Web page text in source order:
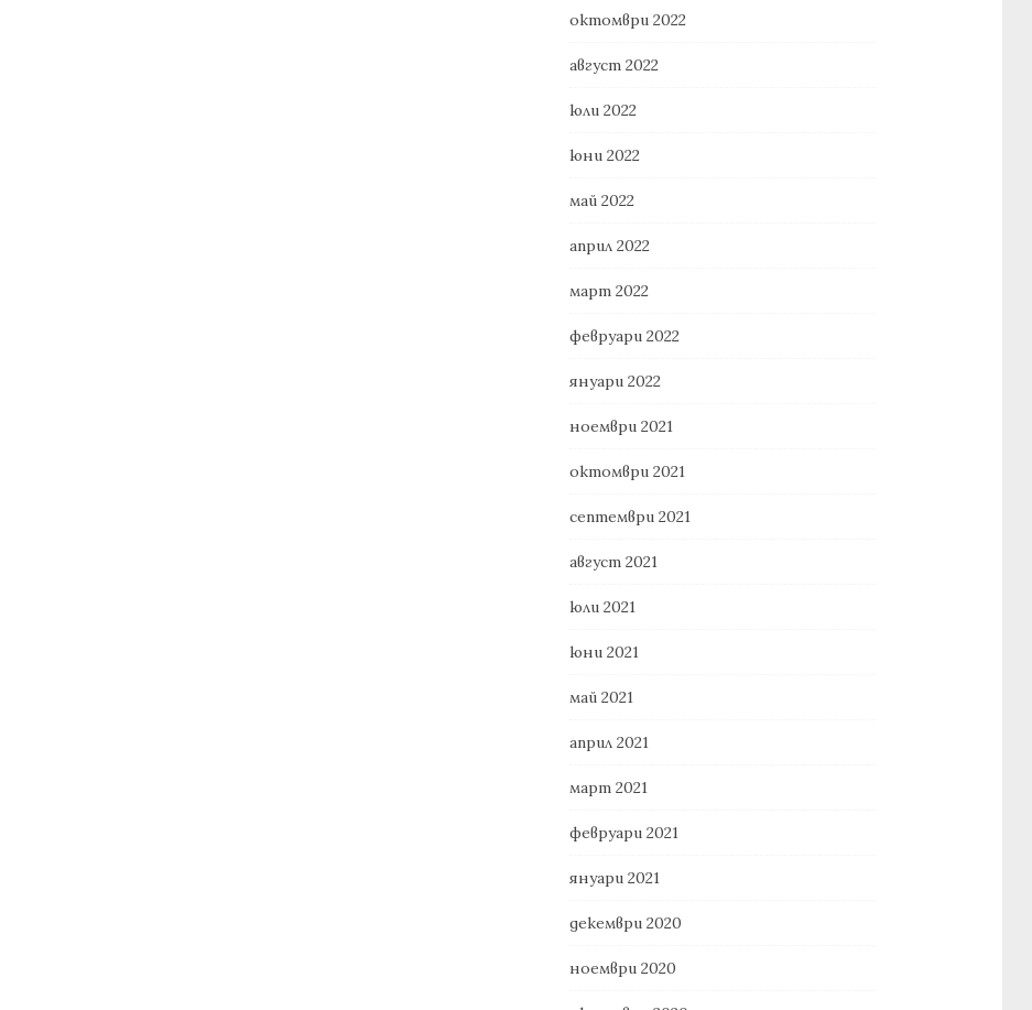
октомври 2022
август 2022
юли 2022
юни 2022
май 2022
април 2022
март 2022
февруари 2022
януари 2022
ноември 2021
октомври 2021
септември 2021
август 2021
юли 2021
юни 2021
май 2021
април 2021
март 2021
февруари 2021
януари 2021
декември 2020
ноември 2020